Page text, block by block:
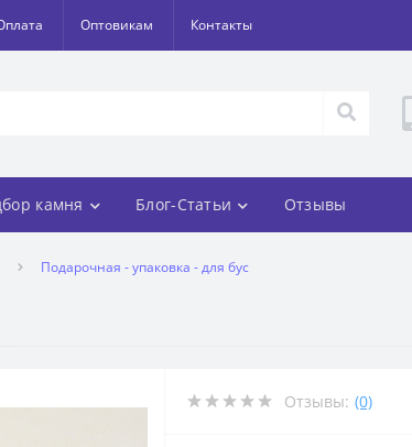
Оптовикам Контакты
камня Блог-Статьи Отзывы
Подарочная - упаковка - для бус
Отзывы: (0)